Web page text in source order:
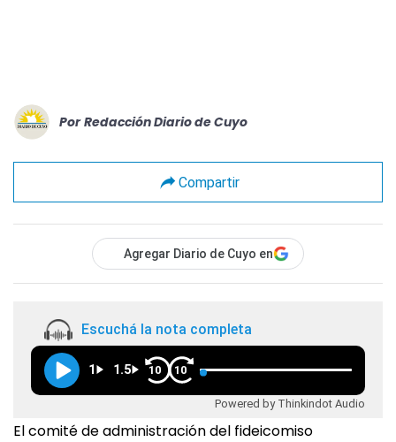
Por Redacción Diario de Cuyo
Compartir
Agregar Diario de Cuyo en
Escuchá la nota completa
1 1.5 10 10
Powered by Thinkindot Audio
El comité de administración del fideicomiso